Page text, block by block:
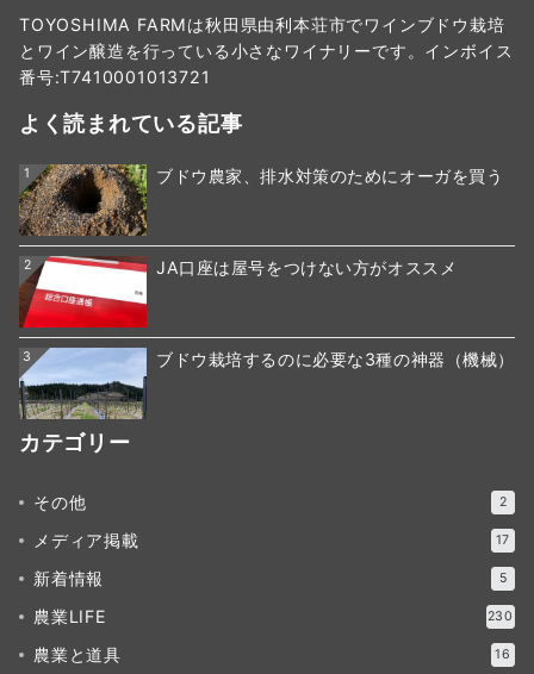
TOYOSHIMA FARMは秋田県由利本荘市でワインブドウ栽培
とワイン醸造を行っている小さなワイナリーです。インボイス
番号:T7410001013721
よく読まれている記事
1 ブドウ農家、排水対策のためにオーガを買う
2 JA口座は屋号をつけない方がオススメ
3 ブドウ栽培するのに必要な3種の神器（機械）
カテゴリー
その他 2
メディア掲載 17
新着情報 5
農業LIFE 230
農業と道具 16